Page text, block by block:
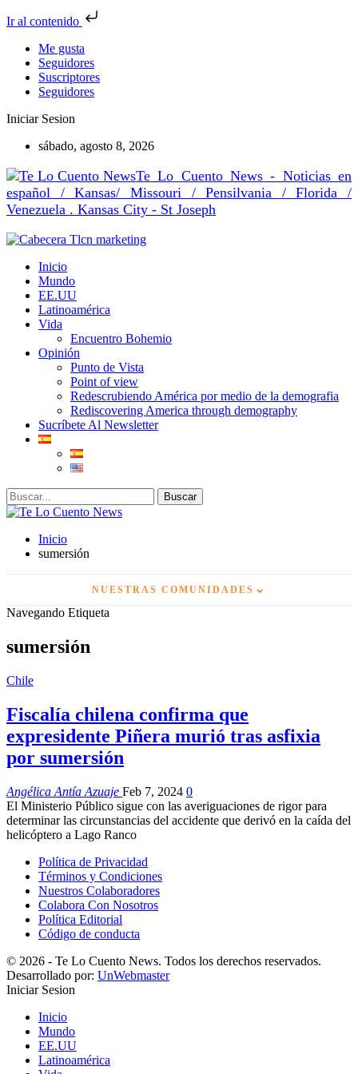
Ir al contenido
Me gusta
Seguidores
Suscriptores
Seguidores
Iniciar Sesion
sábado, agosto 8, 2026
Te Lo Cuento News - Noticias en
español / Kansas/ Missouri / Pensilvania / Florida /
Venezuela . Kansas City - St Joseph
Inicio
Mundo
EE.UU
Latinoamérica
Vida
Encuentro Bohemio
Opinión
Punto de Vista
Point of view
Redescrubiendo América por medio de la demografia
Rediscovering America through demography
Sucríbete Al Newsletter
Inicio
sumersión
NUESTRAS COMUNIDADES ⌄
Navegando Etiqueta
sumersión
Chile
Fiscalía chilena confirma que
expresidente Piñera murió tras asfixia
por sumersión
Angélica Antía Azuaje Feb 7, 2024 0
El Ministerio Público sigue con las averiguaciones de rigor para
determinar las circunstancias del accidente que derivó en la caída del
helicóptero a Lago Ranco
Política de Privacidad
Términos y Condiciones
Nuestros Colaboradores
Colabora Con Nosotros
Política Editorial
Código de conducta
© 2026 - Te Lo Cuento News. Todos los derechos reservados.
Desarrollado por: UnWebmaster
Iniciar Sesion
Inicio
Mundo
EE.UU
Latinoamérica